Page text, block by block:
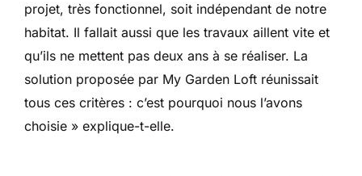
projet, très fonctionnel, soit indépendant de notre
habitat. Il fallait aussi que les travaux aillent vite et
qu’ils ne mettent pas deux ans à se réaliser. La
solution proposée par My Garden Loft réunissait
tous ces critères : c’est pourquoi nous l’avons
choisie » explique-t-elle.